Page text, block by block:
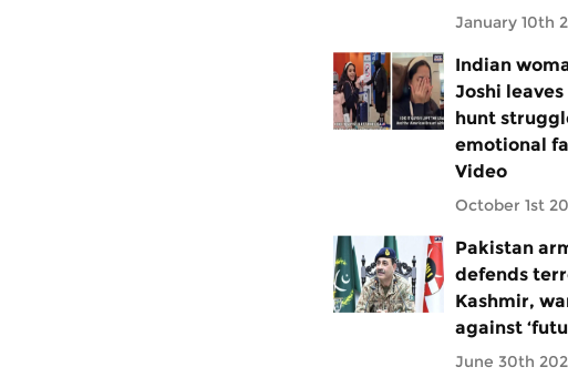
January 10th
Indian
Joshi
hunt
emotional
Video
October 1st
Pakistan
defends
Kashmir,
against
June 30th